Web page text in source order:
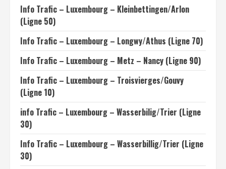
Info Trafic – Luxembourg – Kleinbettingen/Arlon
(Ligne 50)
Info Trafic – Luxembourg – Longwy/Athus (Ligne 70)
Info Trafic – Luxembourg – Metz – Nancy (Ligne 90)
Info Trafic – Luxembourg – Troisvierges/Gouvy
(Ligne 10)
info Trafic – Luxembourg – Wasserbilig/Trier (Ligne
30)
Info Trafic – Luxembourg – Wasserbillig/Trier (Ligne
30)